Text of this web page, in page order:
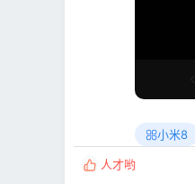
小米8
反
人才哟